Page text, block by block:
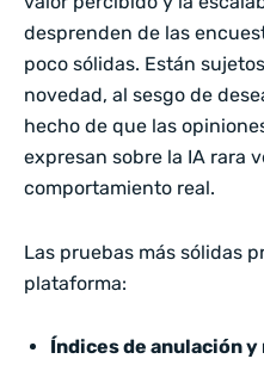
desprenden de las
poco sólidas. Están
novedad, al sesgo de
hecho de que las
expresan sobre la IA rara
comportamiento real.
Las pruebas más sólidas
plataforma:
Índices de anulación